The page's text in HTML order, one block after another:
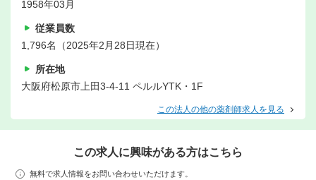
1958年03月
従業員数
1,796名（2025年2月28日現在）
所在地
大阪府松原市上田3-4-11 ペルルYTK・1F
この法人の他の薬剤師求人を見る
この求人に興味がある方はこちら
無料で求人情報をお問い合わせいただけます。